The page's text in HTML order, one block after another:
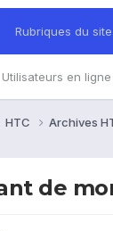
Rubriques du site
Utilisateurs en ligne
HTC Archives
de